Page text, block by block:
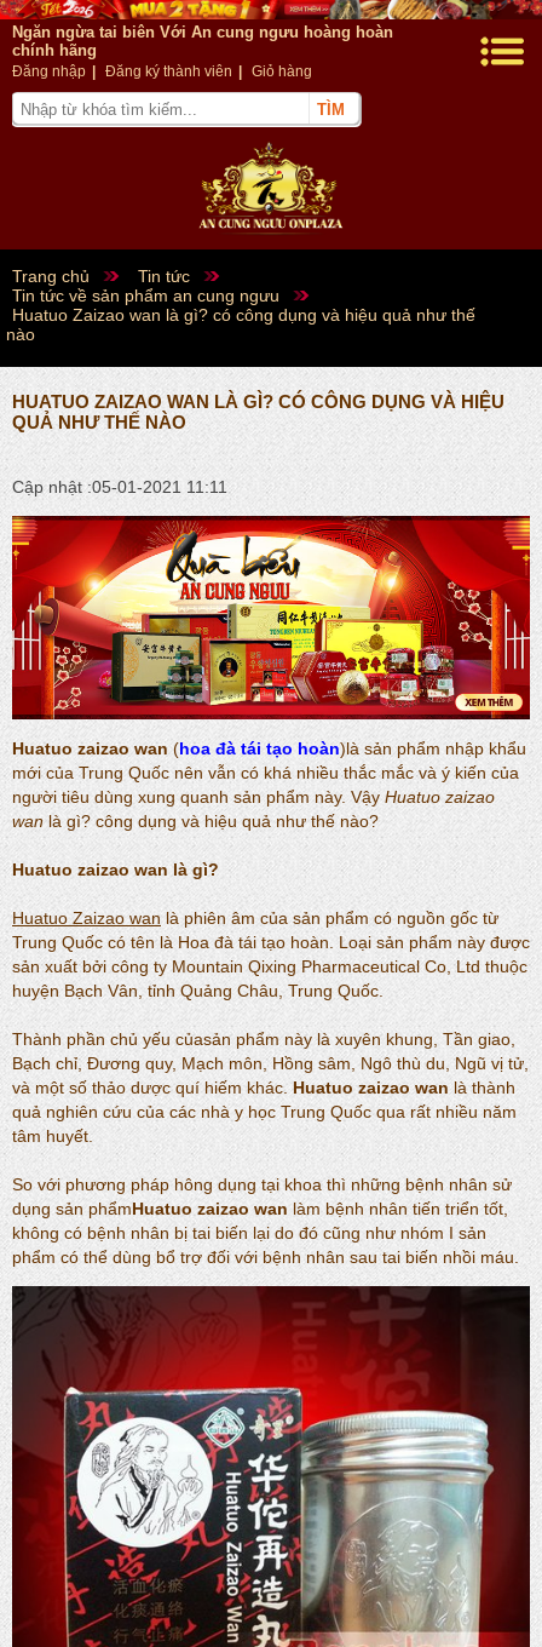
Ngăn ngừa tai biên Với An cung ngưu hoàng hoàn
chính hãng
Đăng nhập Đăng ký thành viên Giỏ hàng
Trang chủ
Tin tức
Tin tức về sản phẩm an cung ngưu
Huatuo Zaizao wan là gì? có công dụng và hiệu quả như thế
nào
HUATUO ZAIZAO WAN LÀ GÌ? CÓ CÔNG DỤNG VÀ HIỆU
QUẢ NHƯ THẾ NÀO
Cập nhật :05-01-2021 11:11
Huatuo zaizao wan (hoa đà tái tạo hoàn)là sản phẩm nhập khẩu
mới của Trung Quốc nên vẫn có khá nhiều thắc mắc và ý kiến của
người tiêu dùng xung quanh sản phẩm này. Vậy Huatuo zaizao
wan là gì? công dụng và hiệu quả như thế nào?
Huatuo zaizao wan là gì?
Huatuo Zaizao wanlà phiên âm của sản phẩm có nguồn gốc từ
Trung Quốc có tên là Hoa đà tái tạo hoàn. Loại sản phẩm này được
sản xuất bởi công ty Mountain Qixing Pharmaceutical Co, Ltd thuộc
huyện Bạch Vân, tỉnh Quảng Châu, Trung Quốc.
Thành phần chủ yếu củasản phẩm này là xuyên khung, Tần giao,
Bạch chỉ, Đương quy, Mạch môn, Hồng sâm, Ngô thù du, Ngũ vị tử,
và một số thảo dược quí hiếm khác. Huatuo zaizao wanlà thành
quả nghiên cứu của các nhà y học Trung Quốc qua rất nhiều năm
tâm huyết.
So với phương pháp hông dụng tại khoa thì những bệnh nhân sử
dụng sản phẩmHuatuo zaizao wan làm bệnh nhân tiến triển tốt,
không có bệnh nhân bị tai biến lại do đó cũng như nhóm I sản
phẩm có thể dùng bổ trợ đối với bệnh nhân sau tai biến nhồi máu.